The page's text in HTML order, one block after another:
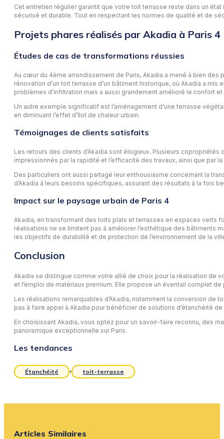
Cet entretien régulier garantit que votre toit terrasse reste dans un
sécurisé et durable. Tout en respectant les normes de qualité et de
Projets phares réalisés par Akadia à Paris 4
Études de cas de transformations réussies
Au cœur du 4ème arrondissement de Paris, Akadia a mené à bien
rénovation d’un toit terrasse d’un bâtiment historique, où Akadia a
problèmes d’infiltration mais a aussi grandement amélioré le confort
Un autre exemple significatif est l’aménagement d’une terrasse
en diminuant l’effet d’îlot de chaleur urbain.
Témoignages de clients satisfaits
Les retours des clients d’Akadia sont élogieux. Plusieurs
impressionnés par la rapidité et l’efficacité des travaux, ainsi que par
Des particuliers ont aussi partagé leur enthousiasme concernant la
d’Akadia à leurs besoins spécifiques, assurant des résultats à la fois
Impact sur le paysage urbain de Paris 4
Akadia, en transformant des toits plats et terrasses en espaces verts
réalisations ne se limitent pas à améliorer l’esthétique des bâtiments
les objectifs de durabilité et de protection de l’environnement de la
Conclusion
Akadia se distingue comme votre allié de choix pour la réalisation de
et l’emploi de matériaux premium. Elle propose un éventail complet
Les réalisations remarquables d’Akadia, notamment la conversion de
pas à faire appel à Akadia pour bénéficier de solutions d’étanchéité
En choisissant Akadia, vous optez pour un savoir-faire reconnu, des
panoramique exceptionnelle sur Paris.
Les tendances
Étanchéité , toit-terrasse
Articles Similaires